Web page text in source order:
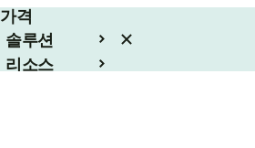
가격
솔루션
리소스